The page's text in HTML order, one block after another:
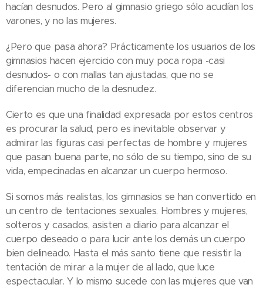
hacían desnudos. Pero al gimnasio griego sólo acudían los
varones, y no las mujeres.
¿Pero que pasa ahora? Prácticamente los usuarios de los
gimnasios hacen ejercicio con muy poca ropa -casi
desnudos- o con mallas tan ajustadas, que no se
diferencian mucho de la desnudez.
Cierto es que una finalidad expresada por estos centros
es procurar la salud, pero es inevitable observar y
admirar las figuras casi perfectas de hombre y mujeres
que pasan buena parte, no sólo de su tiempo, sino de su
vida, empecinadas en alcanzar un cuerpo hermoso.
Si somos más realistas, los gimnasios se han convertido en
un centro de tentaciones sexuales. Hombres y mujeres,
solteros y casados, asisten a diario para alcanzar el
cuerpo deseado o para lucir ante los demás un cuerpo
bien delineado. Hasta el más santo tiene que resistir la
tentación de mirar a la mujer de al lado, que luce
espectacular. Y lo mismo sucede con las mujeres que van